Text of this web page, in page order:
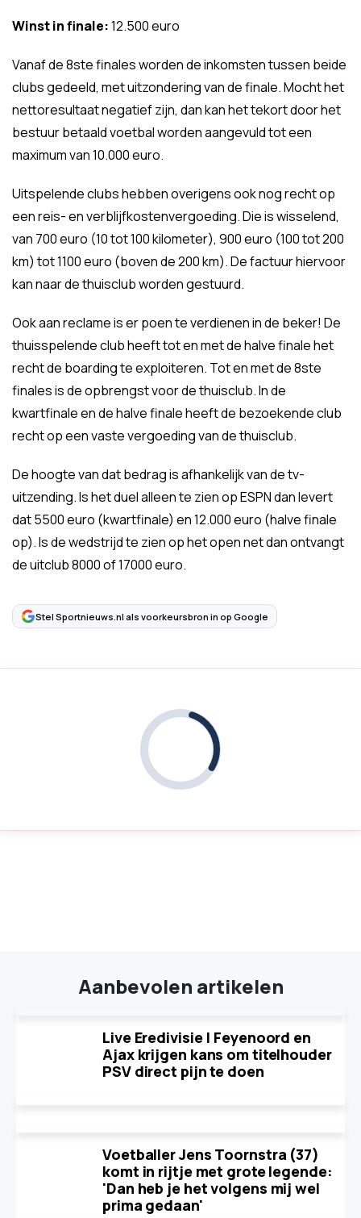
Winst in finale:12.500 euro
Vanaf de 8ste finales worden de inkomsten tussen beide
clubs gedeeld, met uitzondering van de finale. Mocht het
nettoresultaat negatief zijn, dan kan het tekort door het
bestuur betaald voetbal worden aangevuld tot een
maximum van 10.000 euro.
Uitspelende clubs hebben overigens ook nog recht op
een reis- en verblijfkostenvergoeding. Die is wisselend,
van 700 euro (10 tot 100 kilometer), 900 euro (100 tot 200
km) tot 1100 euro (boven de 200 km). De factuur hiervoor
kan naar de thuisclub worden gestuurd.
Ook aan reclame is er poen te verdienen in de beker! De
thuisspelende club heeft tot en met de halve finale het
recht de boarding te exploiteren. Tot en met de 8ste
finales is de opbrengst voor de thuisclub. In de
kwartfinale en de halve finale heeft de bezoekende club
recht op een vaste vergoeding van de thuisclub.
De hoogte van dat bedrag is afhankelijk van de tv-
uitzending. Is het duel alleen te zien op ESPN dan levert
dat 5500 euro (kwartfinale) en 12.000 euro (halve finale
op). Is de wedstrijd te zien op het open net dan ontvangt
de uitclub 8000 of 17000 euro.
Stel Sportnieuws.nl als voorkeursbron in op Google
Aanbevolen artikelen
Live Eredivisie | Feyenoord en
Ajax krijgen kans om titelhouder
PSV direct pijn te doen
Voetballer Jens Toornstra (37)
komt in rijtje met grote legende:
'Dan heb je het volgens mij wel
prima gedaan'